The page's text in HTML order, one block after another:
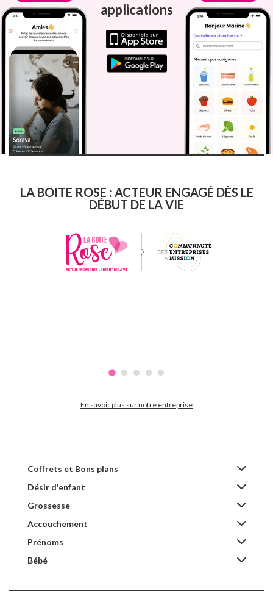
applications
LA BOITE ROSE : ACTEUR ENGAGÉ DÈS LE
DÉBUT DE LA VIE
En savoir plus sur notre entreprise
Coffrets et Bons plans
Désir d'enfant
Grossesse
Accouchement
Prénoms
Bébé